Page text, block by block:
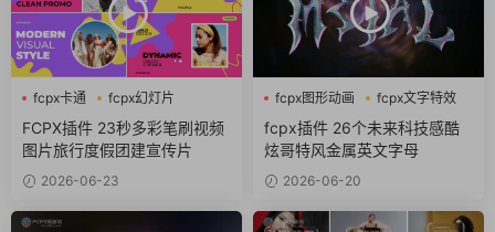
fcpx卡通
fcpx幻灯片
fcpx视频开场
FCPX插件 23秒多彩笔刷视频
图片旅行度假团建宣传片
2026-06-23
fcpx图形动画
fcpx文字特效
fcpx标题
fcpx插件 26个未来科技感酷
炫哥特风金属英文字母
2026-06-20